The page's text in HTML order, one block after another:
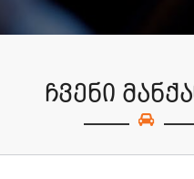
ჩვენი